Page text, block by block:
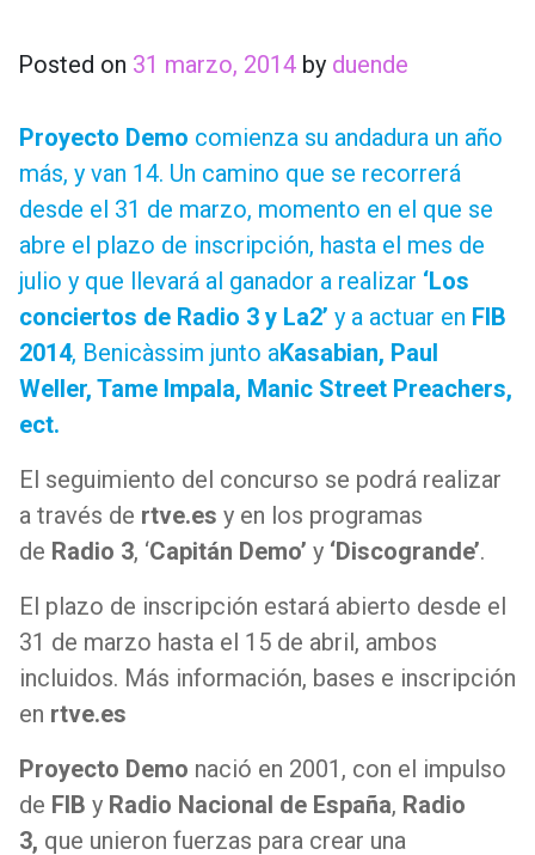
Posted on 31 marzo, 2014 by duende
Proyecto Demo comienza su andadura un año
más, y van 14. Un camino que se recorrerá
desde el 31 de marzo, momento en el que se
abre el plazo de inscripción, hasta el mes de
julio y que llevará al ganador a realizar ‘Los
conciertos de Radio 3 y La2’ y a actuar en FIB
2014, Benicàssim junto aKasabian, Paul
Weller, Tame Impala, Manic Street Preachers,
ect.
El seguimiento del concurso se podrá realizar
a través de rtve.es y en los programas
de Radio 3, ‘Capitán Demo’ y ‘Discogrande’.
El plazo de inscripción estará abierto desde el
31 de marzo hasta el 15 de abril, ambos
incluidos. Más información, bases e inscripción
en rtve.es
Proyecto Demo nació en 2001, con el impulso
de FIB y Radio Nacional de España, Radio
3, que unieron fuerzas para crear una